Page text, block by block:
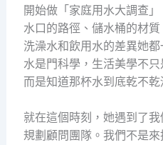
開始做「家庭用水大調查
水口的路徑、儲水桶的材
洗澡水和飲用水的差異她
水是門科學，生活美學不
而是知道那杯水到底乾不乾
就在這個時刻，她遇到了
規劃顧問團隊。我們不是